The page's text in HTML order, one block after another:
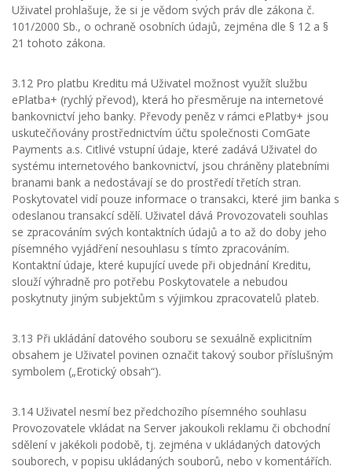
Uživatel prohlašuje, že si je vědom svých práv dle zákona č.
101/2000 Sb., o ochraně osobních údajů, zejména dle § 12 a §
21 tohoto zákona.
3.12 Pro platbu Kreditu má Uživatel možnost využít službu
ePlatba+ (rychlý převod), která ho přesměruje na internetové
bankovnictví jeho banky. Převody peněz v rámci ePlatby+ jsou
uskutečňovány prostřednictvím účtu společnosti ComGate
Payments a.s. Citlivé vstupní údaje, které zadává Uživatel do
systému internetového bankovnictví, jsou chráněny platebními
branami bank a nedostávají se do prostředí třetích stran.
Poskytovatel vidí pouze informace o transakci, které jim banka s
odeslanou transakcí sdělí. Uživatel dává Provozovateli souhlas
se zpracováním svých kontaktních údajů a to až do doby jeho
písemného vyjádření nesouhlasu s tímto zpracováním.
Kontaktní údaje, které kupující uvede při objednání Kreditu,
slouží výhradně pro potřebu Poskytovatele a nebudou
poskytnuty jiným subjektům s výjimkou zpracovatelů plateb.
3.13 Při ukládání datového souboru se sexuálně explicitním
obsahem je Uživatel povinen označit takový soubor příslušným
symbolem („Erotický obsah“).
3.14 Uživatel nesmí bez předchozího písemného souhlasu
Provozovatele vkládat na Server jakoukoli reklamu či obchodní
sdělení v jakékoli podobě, tj. zejména v ukládaných datových
souborech, v popisu ukládaných souborů, nebo v komentářích.